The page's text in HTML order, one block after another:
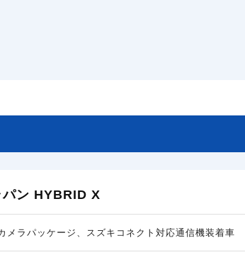
パン HYBRID X
メラパッケージ、スズキコネクト対応通信機装着車